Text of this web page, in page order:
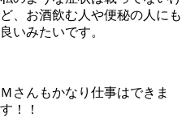
ど、お酒飲む人や便秘の人にも
良いみたいです。
Ｍさんもかなり仕事はできま
す！！